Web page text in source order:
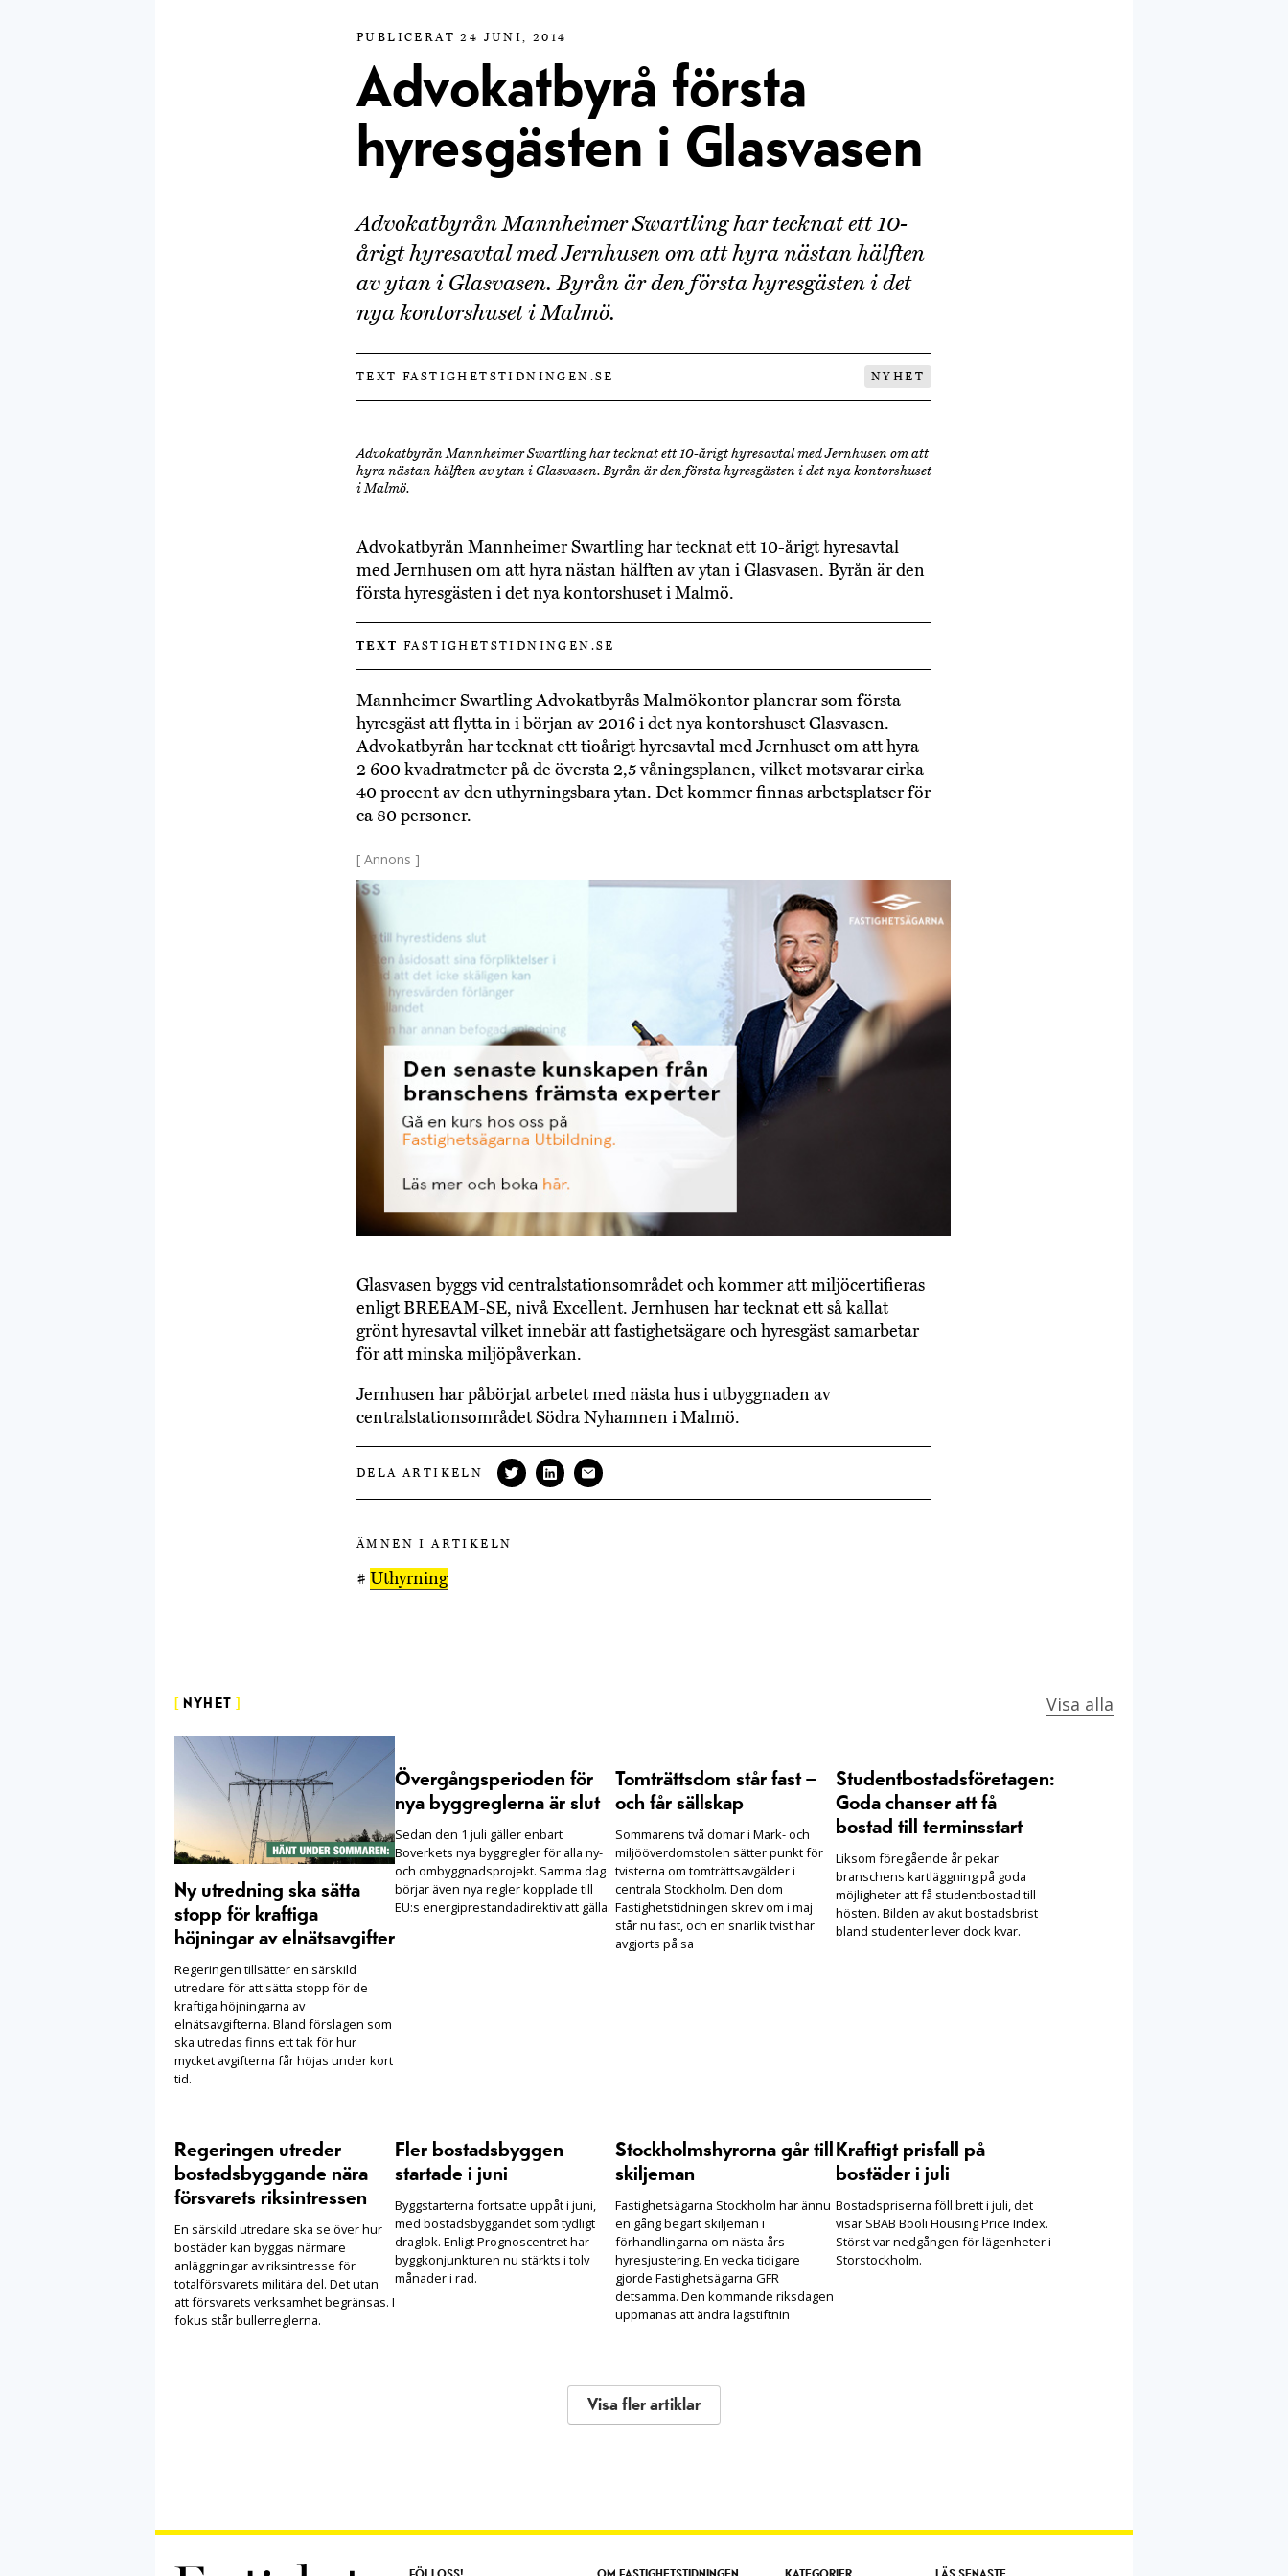
PUBLICERAT 24 JUNI, 2014
Advokatbyrå första
hyresgästen i Glasvasen
Advokatbyrån Mannheimer Swartling har tecknat ett 10-
årigt hyresavtal med Jernhusen om att hyra nästan hälften
av ytan i Glasvasen. Byrån är den första hyresgästen i det
nya kontorshuset i Malmö.
TEXT FASTIGHETSTIDNINGEN.SE NYHET
Advokatbyrån Mannheimer Swartling har tecknat ett 10-årigt hyresavtal med Jernhusen om att
hyra nästan hälften av ytan i Glasvasen. Byrån är den första hyresgästen i det nya kontorshuset
i Malmö.
Advokatbyrån Mannheimer Swartling har tecknat ett 10-årigt hyresavtal
med Jernhusen om att hyra nästan hälften av ytan i Glasvasen. Byrån är den
första hyresgästen i det nya kontorshuset i Malmö.
TEXT FASTIGHETSTIDNINGEN.SE
Mannheimer Swartling Advokatbyrås Malmökontor planerar som första
hyresgäst att flytta in i början av 2016 i det nya kontorshuset Glasvasen.
Advokatbyrån har tecknat ett tioårigt hyresavtal med Jernhuset om att hyra
2 600 kvadratmeter på de översta 2,5 våningsplanen, vilket motsvarar cirka
40 procent av den uthyrningsbara ytan. Det kommer finnas arbetsplatser för
ca 80 personer.
[ Annons ]
Glasvasen byggs vid centralstationsområdet och kommer att miljöcertifieras
enligt BREEAM-SE, nivå Excellent. Jernhusen har tecknat ett så kallat
grönt hyresavtal vilket innebär att fastighetsägare och hyresgäst samarbetar
för att minska miljöpåverkan.
Jernhusen har påbörjat arbetet med nästa hus i utbyggnaden av
centralstationsområdet Södra Nyhamnen i Malmö.
DELA ARTIKELN
ÄMNEN I ARTIKELN
# Uthyrning
NYHET Visa alla
Ny utredning ska sätta
stopp för kraftiga
höjningar av elnätsavgifter
Regeringen tillsätter en särskild
utredare för att sätta stopp för de
kraftiga höjningarna av
elnätsavgifterna. Bland förslagen som
ska utredas finns ett tak för hur
mycket avgifterna får höjas under kort
tid.
Övergångsperioden för
nya byggreglerna är slut
Sedan den 1 juli gäller enbart
Boverkets nya byggregler för alla ny-
och ombyggnadsprojekt. Samma dag
börjar även nya regler kopplade till
EU:s energiprestandadirektiv att gälla.
Tomträttsdom står fast –
och får sällskap
Sommarens två domar i Mark- och
miljööverdomstolen sätter punkt för
tvisterna om tomträttsavgälder i
centrala Stockholm. Den dom
Fastighetstidningen skrev om i maj
står nu fast, och en snarlik tvist har
avgjorts på sa
Studentbostadsföretagen:
Goda chanser att få
bostad till terminsstart
Liksom föregående år pekar
branschens kartläggning på goda
möjligheter att få studentbostad till
hösten. Bilden av akut bostadsbrist
bland studenter lever dock kvar.
Regeringen utreder
bostadsbyggande nära
försvarets riksintressen
En särskild utredare ska se över hur
bostäder kan byggas närmare
anläggningar av riksintresse för
totalförsvarets militära del. Det utan
att försvarets verksamhet begränsas. I
fokus står bullerreglerna.
Fler bostadsbyggen
startade i juni
Byggstarterna fortsatte uppåt i juni,
med bostadsbyggandet som tydligt
draglok. Enligt Prognoscentret har
byggkonjunkturen nu stärkts i tolv
månader i rad.
Stockholmshyrorna går till
skiljeman
Fastighetsägarna Stockholm har ännu
en gång begärt skiljeman i
förhandlingarna om nästa års
hyresjustering. En vecka tidigare
gjorde Fastighetsägarna GFR
detsamma. Den kommande riksdagen
uppmanas att ändra lagstiftnin
Kraftigt prisfall på
bostäder i juli
Bostadspriserna föll brett i juli, det
visar SBAB Booli Housing Price Index.
Störst var nedgången för lägenheter i
Storstockholm.
Visa fler artiklar